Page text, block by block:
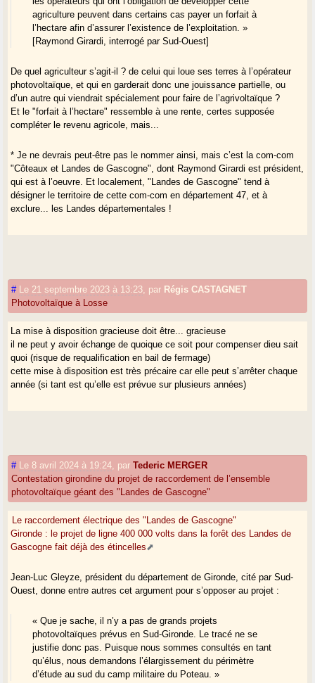
agriculture peuvent dans certains cas payer un forfait à
l’hectare afin d’assurer l’existence de l’exploitation. »
[Raymond Girardi, interrogé par Sud-Ouest]
De quel agriculteur s’agit-il ? de celui qui loue ses terres à l’opérateur
photovoltaïque, et qui en garderait donc une jouissance partielle, ou
d’un autre qui viendrait spécialement pour faire de l’agrivoltaïque ?
Et le "forfait à l’hectare" ressemble à une rente, certes supposée
compléter le revenu agricole, mais...
* Je ne devrais peut-être pas le nommer ainsi, mais c’est la com-com
"Côteaux et Landes de Gascogne", dont Raymond Girardi est président,
qui est à l’oeuvre. Et localement, "Landes de Gascogne" tend à
désigner le territoire de cette com-com en département 47, et à
exclure... les Landes départementales !
# Le 21 septembre 2023 à 13:23 par Régis CASTAGNET
Photovoltaïque à Losse
La mise à disposition gracieuse doit être... gracieuse
il ne peut y avoir échange de quoique ce soit pour compenser dieu sait
quoi (risque de requalification en bail de fermage)
cette mise à disposition est très précaire car elle peut s’arrêter chaque
année (si tant est qu’elle est prévue sur plusieurs années)
# Le 8 avril 2024 à 19:24 parTederic MERGER
Contestation girondine du projet de raccordement de l’ensemble
photovoltaïque géant des "Landes de Gascogne"
Le raccordement électrique des "Landes de Gascogne"
Gironde : le projet de ligne 400 000 volts dans la forêt des Landes de
Gascogne fait déjà des étincelles
Jean-Luc Gleyze, président du département de Gironde, cité par Sud-
Ouest, donne entre autres cet argument pour s’opposer au projet :
« Que je sache, il n’y a pas de grands projets
photovoltaïques prévus en Sud-Gironde. Le tracé ne se
justifie donc pas. Puisque nous sommes consultés en tant
qu’élus, nous demandons l’élargissement du périmètre
d’étude au sud du camp militaire du Poteau. »